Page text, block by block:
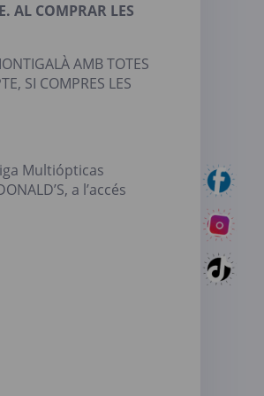
AL COMPRAR LES
AMB TOTES
SI COMPRES LES
Multiópticas
a l’accés